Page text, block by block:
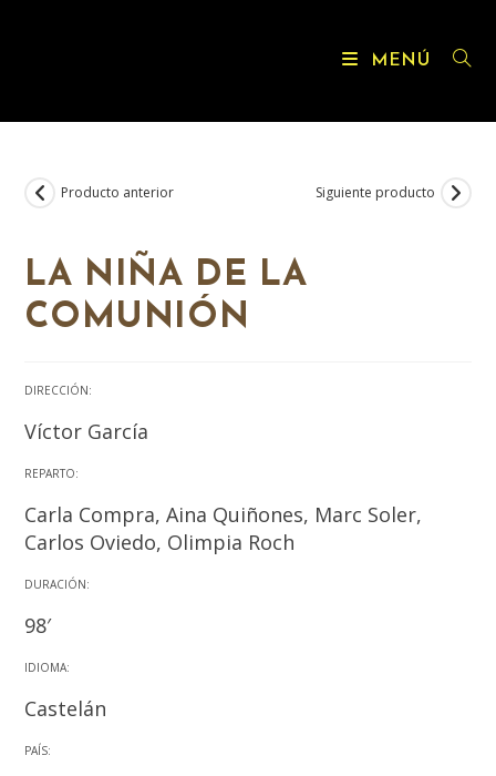
MENÚ
Producto anterior Siguiente producto
LA NIÑA DE LA
COMUNIÓN
DIRECCIÓN:
Víctor García
REPARTO:
Carla Compra, Aina Quiñones, Marc Soler,
Carlos Oviedo, Olimpia Roch
DURACIÓN:
98′
IDIOMA:
Castelán
PAÍS: